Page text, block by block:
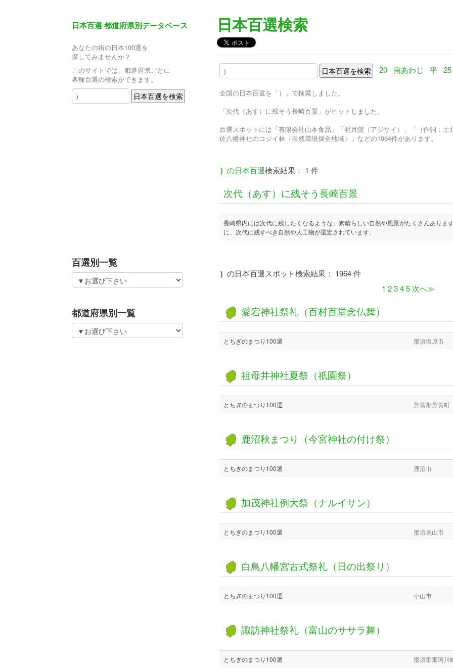
日本百選 都道府県別データベース
あなたの街の日本100選を
探してみませんか？
このサイトでは、都道府県ごとに
各種百選の検索ができます。
百選別一覧
都道府県別一覧
日本百選検索
20 南あわじ 平 25
全国の日本百選を「）」で検索しました。
「次代（あす）に残そう長崎百景」がヒットしました。
百選スポットには「有限会社山本食品」「明月院（アジサイ）」「（作詞：
佐八幡神社のコジイ林（自然環境保全地域）」などの1964件があります。
） の日本百選検索結果： 1 件
次代（あす）に残そう長崎百景
長崎県内には次代に残したくなるような、素晴らしい自然や風景がたくさんありま
に、次代に残すべき自然や人工物が選定されています。
） の日本百選スポット検索結果： 1964 件
12 3 4 5 次へ≫
愛宕神社祭礼（百村百堂念仏舞）
とちぎのまつり100選 那須塩原市
祖母井神社夏祭（祇園祭）
とちぎのまつり100選 芳賀郡芳賀町
鹿沼秋まつり（今宮神社の付け祭）
とちぎのまつり100選 鹿沼市
加茂神社例大祭（ナルイサン）
とちぎのまつり100選 那須烏山市
白鳥八幡宮古式祭礼（日の出祭り）
とちぎのまつり100選 小山市
諏訪神社祭礼（富山のササラ舞）
とちぎのまつり100選 那須郡那珂川